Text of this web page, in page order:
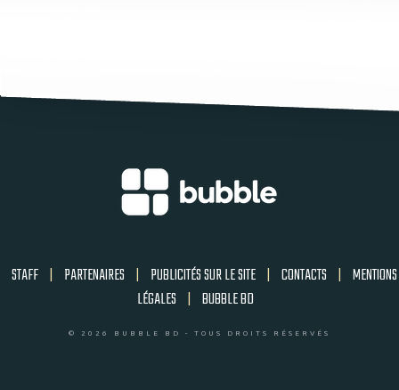
STAFF | PARTENAIRES | PUBLICITÉS SUR LE SITE | CONTACTS | MENTIONS
LÉGALES | BUBBLE BD
© 2026 BUBBLE BD - TOUS DROITS RÉSERVÉS